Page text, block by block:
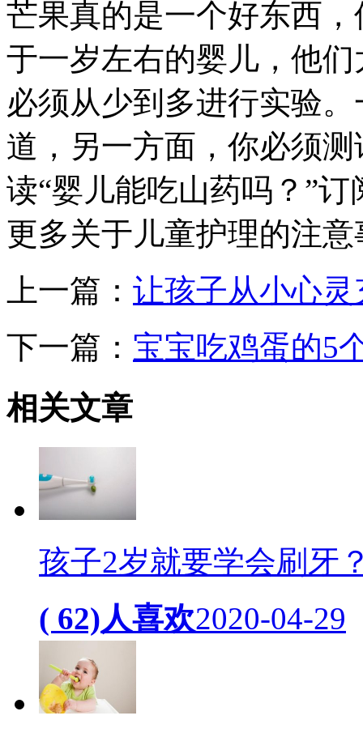
芒果真的是一个好东西
于一岁左右的婴儿，他
必须从少到多进行实验
道，另一方面，你必须
读“婴儿能吃山药吗？”
更多关于儿童护理的注意
上一篇： 让孩子从小心灵
下一篇： 宝宝吃鸡蛋的5
相关文章
孩子2岁就要学会刷牙
( 62)人喜欢2020-04-29